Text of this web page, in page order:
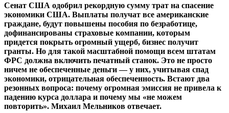
Сенат США одобрил рекордную сумму трат на спасение
экономики США. Выплаты получат все американские
граждане, будут повышены пособия по безработице,
дофинансированы страховые компании, которым
придется покрыть огромный ущерб, бизнес получит
гранты. Но для такой масштабной помощи всем штатам
ФРС должна включить печатный станок. Это не просто
ничем не обеспеченные деньги — у них, учитывая спад
экономики, отрицательная обеспеченность. Встают два
резонных вопроса: почему огромная эмиссия не привела к
падению курса доллара и почему мы «не можем
повторить». Михаил Мельников отвечает.